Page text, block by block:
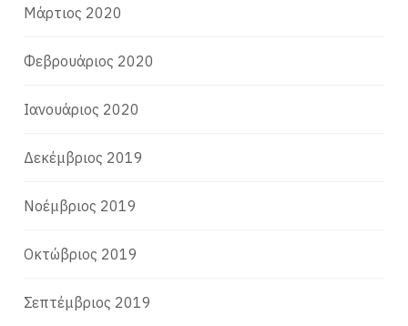
Μάρτιος 2020
Φεβρουάριος 2020
Ιανουάριος 2020
Δεκέμβριος 2019
Νοέμβριος 2019
Οκτώβριος 2019
Σεπτέμβριος 2019